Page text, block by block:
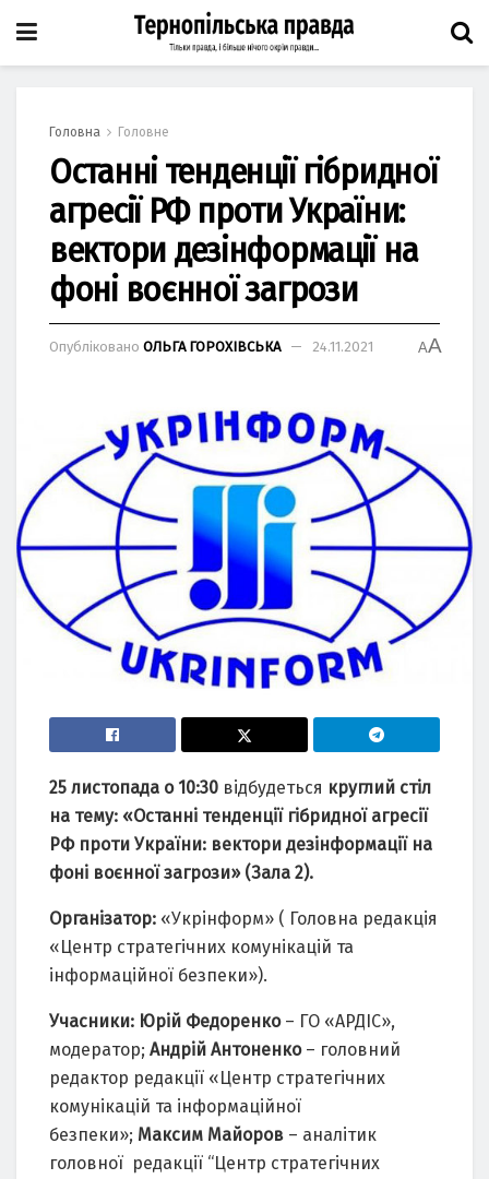
Головна Головне
Останні тенденції гібридної
агресії РФ проти України:
вектори дезінформації на
фоні воєнної загрози
Опубліковано ОЛЬГА ГОРОХІВСЬКА 24.11.2021 AA
25 листопада о 10:30 відбудеться круглий стіл
на тему: «Останні тенденції гібридної агресії
РФ проти України: вектори дезінформації на
фоні воєнної загрози» (Зала 2).
Організатор: «Укрінформ» ( Головна редакція
«Центр стратегічних комунікацій та
інформаційної безпеки»).
Учасники: Юрій Федоренко – ГО «АРДІС»,
модератор; Андрій Антоненко – головний
редактор редакції «Центр стратегічних
комунікацій та інформаційної
безпеки»; Максим Майоров – аналітик
головної редакції “Центр стратегічних